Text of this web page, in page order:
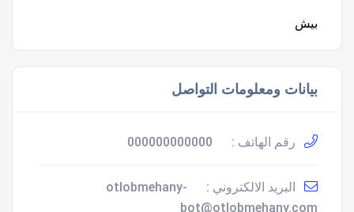
بيش
بيانات ومعلومات التواصل
رقم الهاتف : 000000000000
البريد الالكتروني :
otlobmehany-
bot@otlobmehany.com